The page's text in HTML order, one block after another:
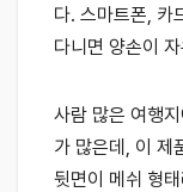
다. 스마트폰, 카
다니면 양손이
사람 많은 여행
가 많은데, 이 제
뒷면이 메쉬 형